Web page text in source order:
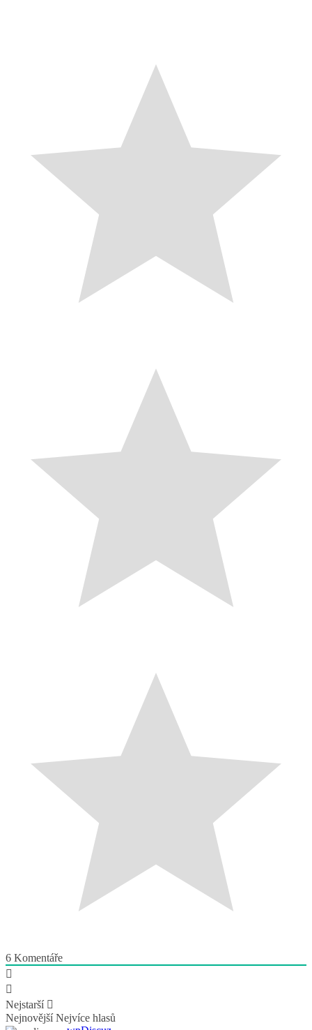
6 Komentáře
Nejstarší
Nejnovější Nejvíce hlasů